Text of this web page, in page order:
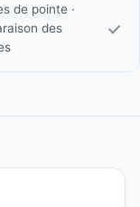
de pointe ·
des